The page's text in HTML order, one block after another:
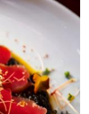
canna
riposa e
olio e